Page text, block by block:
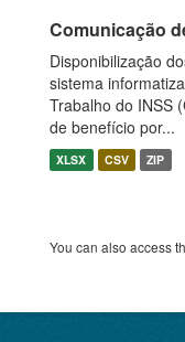
Comunicação
Disponibilização
sistema
Trabalho do INSS
de benefício por...
XLSX CSV ZIP
You can also access